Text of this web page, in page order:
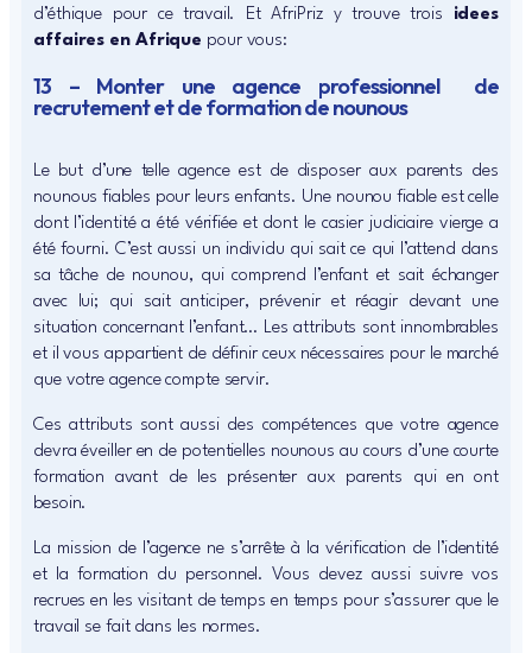
d’éthique pour ce travail. Et AfriPriz y trouve trois idees
affaires en Afrique pour vous:
13 – Monter une agence professionnel de
recrutement et de formation de nounous
Le but d’une telle agence est de disposer aux parents des
nounous fiables pour leurs enfants. Une nounou fiable est celle
dont l’identité a été vérifiée et dont le casier judiciaire vierge a
été fourni. C’est aussi un individu qui sait ce qui l’attend dans
sa tâche de nounou, qui comprend l’enfant et sait échanger
avec lui; qui sait anticiper, prévenir et réagir devant une
situation concernant l’enfant… Les attributs sont innombrables
et il vous appartient de définir ceux nécessaires pour le marché
que votre agence compte servir.
Ces attributs sont aussi des compétences que votre agence
devra éveiller en de potentielles nounous au cours d’une courte
formation avant de les présenter aux parents qui en ont
besoin.
La mission de l’agence ne s’arrête à la vérification de l’identité
et la formation du personnel. Vous devez aussi suivre vos
recrues en les visitant de temps en temps pour s’assurer que le
travail se fait dans les normes.